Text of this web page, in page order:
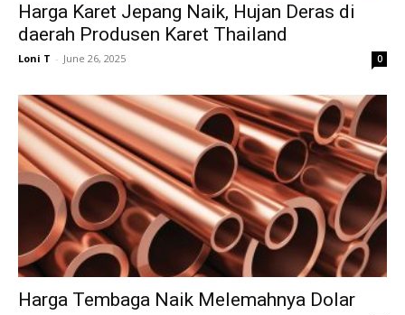
Harga Karet Jepang Naik, Hujan Deras di
daerah Produsen Karet Thailand
Loni T - June 26, 2025 0
Harga Tembaga Naik Melemahnya Dolar